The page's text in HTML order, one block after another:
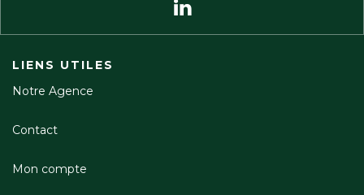
LIENS UTILES
Notre Agence
Contact
Mon compte